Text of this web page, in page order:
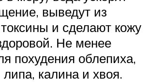
выведут из
и сделают кожу
Не менее
похудения облепиха,
липа, калина и хвоя.